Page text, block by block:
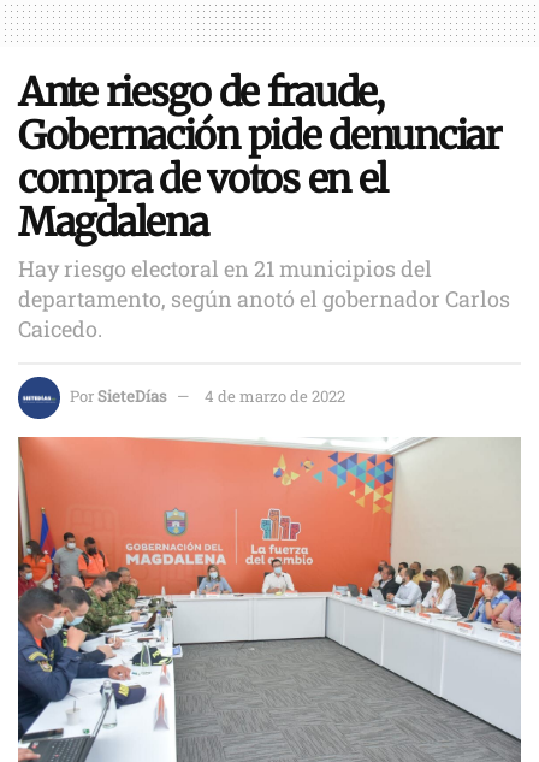
Ante riesgo de fraude,
Gobernación pide denunciar
compra de votos en el
Magdalena
Hay riesgo electoral en 21 municipios del
departamento, según anotó el gobernador Carlos
Caicedo.
PorSieteDías 4 de marzo de 2022